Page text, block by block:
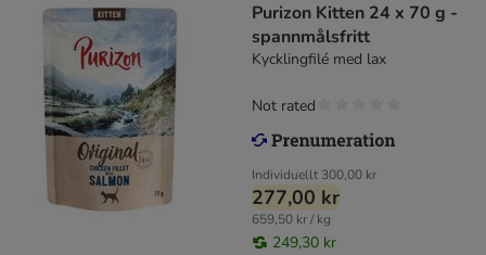
Purizon Kitten 24 x 70 g -
spannmålsfritt
Kycklingfilé med lax
Individuellt 300,00 kr
277,00 kr
659,50 kr / kg
249,30 kr
Not rated